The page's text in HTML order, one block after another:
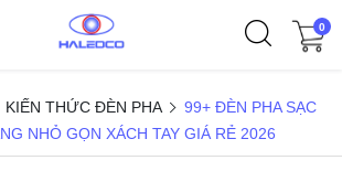
0
KIẾN THỨC ĐÈN PHA
99+ ĐÈN PHA SẠC
NHỎ GỌN XÁCH TAY GIÁ RẺ 2026